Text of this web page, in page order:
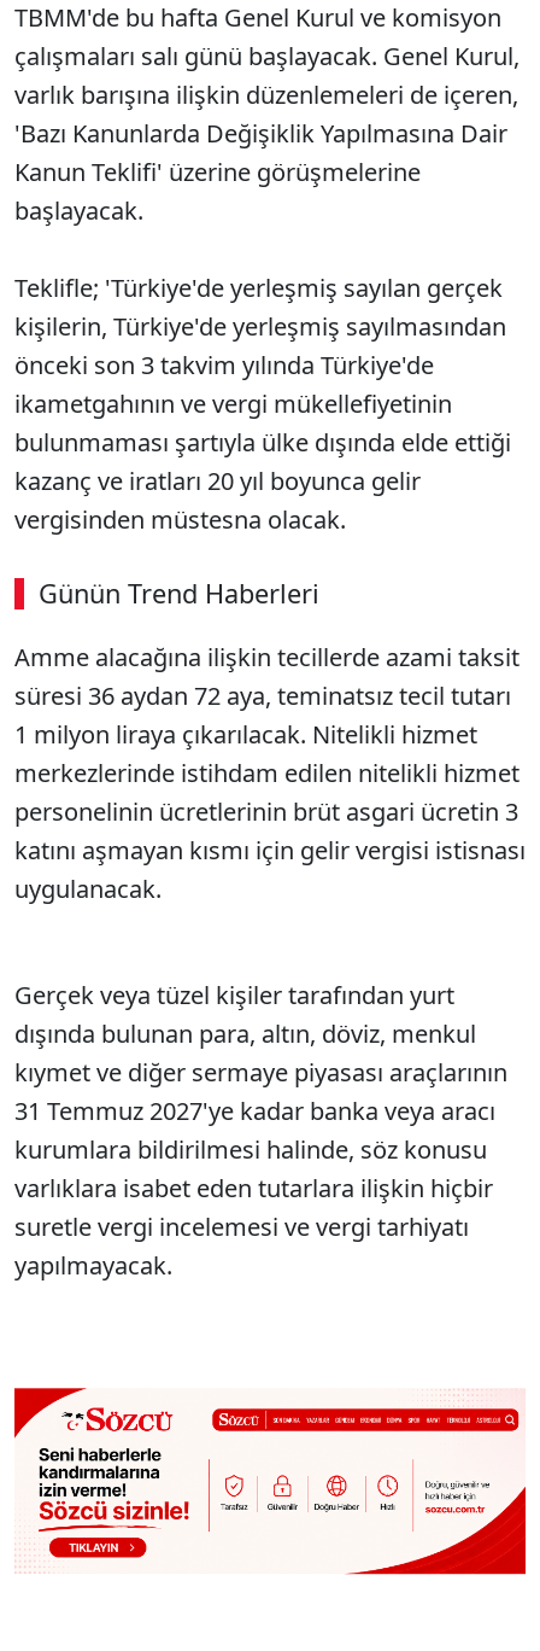
TBMM'de bu hafta Genel Kurul ve komisyon
çalışmaları salı günü başlayacak. Genel Kurul,
varlık barışına ilişkin düzenlemeleri de içeren,
'Bazı Kanunlarda Değişiklik Yapılmasına Dair
Kanun Teklifi' üzerine görüşmelerine
başlayacak.
Teklifle; 'Türkiye'de yerleşmiş sayılan gerçek
kişilerin, Türkiye'de yerleşmiş sayılmasından
önceki son 3 takvim yılında Türkiye'de
ikametgahının ve vergi mükellefiyetinin
bulunmaması şartıyla ülke dışında elde ettiği
kazanç ve iratları 20 yıl boyunca gelir
vergisinden müstesna olacak.
Günün Trend Haberleri
Amme alacağına ilişkin tecillerde azami taksit
süresi 36 aydan 72 aya, teminatsız tecil tutarı
1 milyon liraya çıkarılacak. Nitelikli hizmet
merkezlerinde istihdam edilen nitelikli hizmet
personelinin ücretlerinin brüt asgari ücretin 3
katını aşmayan kısmı için gelir vergisi istisnası
uygulanacak.
Gerçek veya tüzel kişiler tarafından yurt
dışında bulunan para, altın, döviz, menkul
kıymet ve diğer sermaye piyasası araçlarının
31 Temmuz 2027'ye kadar banka veya aracı
kurumlara bildirilmesi halinde, söz konusu
varlıklara isabet eden tutarlara ilişkin hiçbir
suretle vergi incelemesi ve vergi tarhiyatı
yapılmayacak.